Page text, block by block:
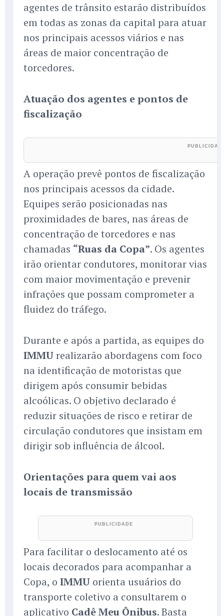
agentes de trânsito estarão distribuídos
em todas as zonas da capital para atuar
nos principais acessos viários e nas
áreas de maior concentração de
torcedores.
Atuação dos agentes e pontos de
fiscalização
A operação prevê pontos de fiscalização
nos principais acessos da cidade.
Equipes serão posicionadas nas
proximidades de bares, nas áreas de
concentração de torcedores e nas
chamadas “Ruas da Copa”. Os agentes
irão orientar condutores, monitorar vias
com maior movimentação e prevenir
infrações que possam comprometer a
fluidez do tráfego.
Durante e após a partida, as equipes do
IMMUrealizarão abordagens com foco
na identificação de motoristas que
dirigem após consumir bebidas
alcoólicas. O objetivo declarado é
reduzir situações de risco e retirar de
circulação condutores que insistam em
dirigir sob influência de álcool.
Orientações para quem vai aos
locais de transmissão
Para facilitar o deslocamento até os
locais decorados para acompanhar a
Copa, o IMMU orienta usuários do
transporte coletivo a consultarem o
aplicativo Cadê Meu Ônibus. Basta